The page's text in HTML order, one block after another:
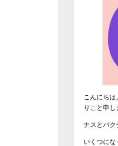
こんにちは
りこと申し
ナスとパク
いくつに